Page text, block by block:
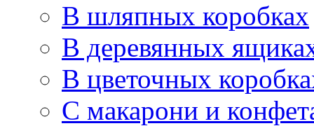
В шляпных коробках
В деревянных
В цветочных
С макарони и